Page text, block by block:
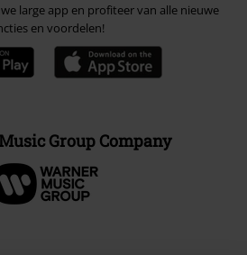
large app en profiteer van alle nieuwe
en voordelen!
Group Company